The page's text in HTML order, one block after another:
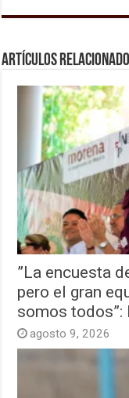
Artículos
”La encuesta
pero el gran
somos todos”:
agosto 9, 2026